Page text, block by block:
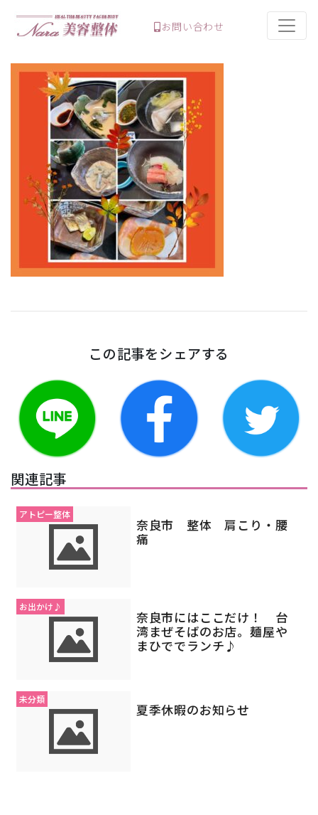
お問い合わせ
この記事をシェアする
関連記事
アトピー整体
奈良市 整体 肩こり・腰
痛
お出かけ♪
奈良市にはここだけ！ 台
湾まぜそばのお店。麺屋や
まひででランチ♪
未分類
夏季休暇のお知らせ